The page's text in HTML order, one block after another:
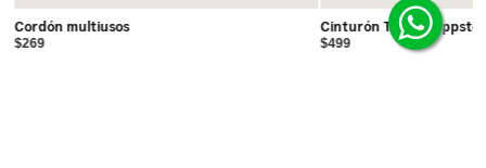
Cordón multiusos
$269
Cinturón Tejido Deppster
$499